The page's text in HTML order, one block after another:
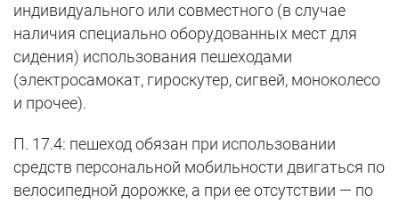
индивидуального или совместного (в случае
наличия специально оборудованных мест для
сидения) использования пешеходами
(электросамокат, гироскутер, сигвей, моноколесо
и прочее).
П. 17.4: пешеход обязан при использовании
средств персональной мобильности двигаться по
велосипедной дорожке, а при ее отсутствии — по